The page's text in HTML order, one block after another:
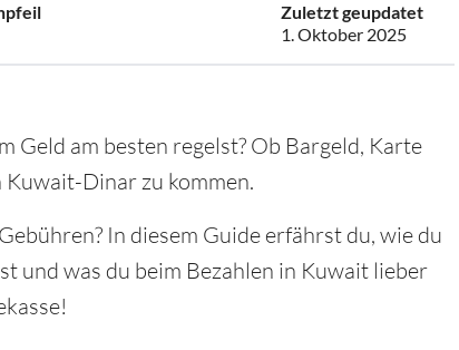
Zuletzt geupdatet
1. Oktober 2025
Geld am besten regelst? Ob Bargeld, Karte
Dinar zu kommen.
In diesem Guide erfährst du, wie du
und was du beim Bezahlen in Kuwait lieber